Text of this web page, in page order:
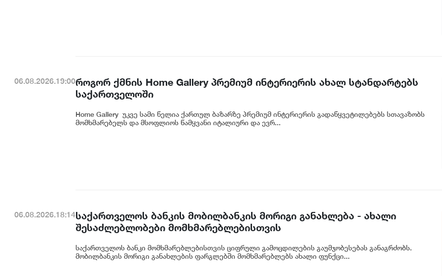
06.08.2026.19:00როგორ ქმნის Home Gallery პრემიუმ ინტერიერის ახალ სტანდარტებს
საქართველოში
Home Gallery უკვე სამი წელია ქართულ ბაზარზე პრემიუმ ინტერიერის გადაწყვეტილებებს სთავაზობს
მომხმარებელს და მსოფლიოს წამყვანი იტალიური და ევრ...
06.08.2026.18:14საქართველოს ბანკის მობილბანკის მორიგი განახლება - ახალი
შესაძლებლობები მომხმარებლებისთვის
საქართველოს ბანკი მომხმარებლებისთვის ციფრული გამოცდილების გაუმჯობესებას განაგრძობს.
მობილბანკის მორიგი განახლების ფარგლებში მომხმარებლებს ახალი ფუნქცი...